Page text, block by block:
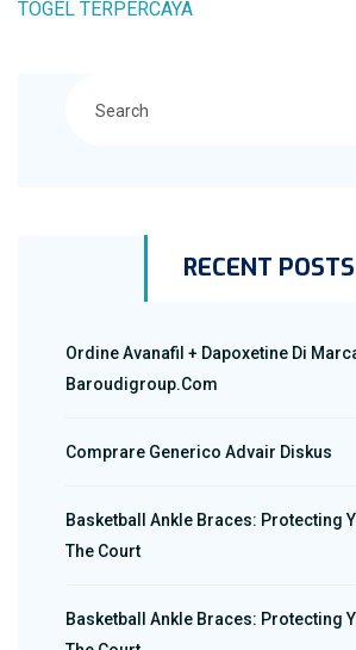
TOGEL TERPERCAYA
RECENT POSTS
Ordine Avanafil + Dapoxetine Di Marca
Baroudigroup.com
Comprare Generico Advair Diskus
Basketball Ankle Braces: Protecting
The Court
Basketball Ankle Braces: Protecting